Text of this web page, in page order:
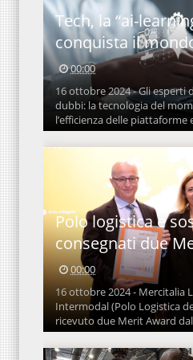
Tech, la “ai-
conquista il
00:00
16 ottobre 2024 - Gli
dubbi: la tecnologia del
l’efficienza delle piattaforme
Polo logistica e
consegnati due
00:00
16 ottobre 2024 - Mercitalia
Intermodal (Polo Logistica
ricevuto due Merit Award